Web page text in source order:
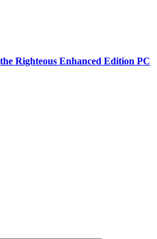
Righteous Enhanced Edition PC